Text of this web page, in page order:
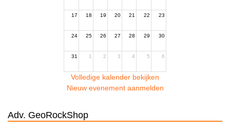
17 18 19 20 21 22 23
24 25 26 27 28 29 30
31 1 2 3 4 5 6
Volledige kalender bekijken
Nieuw evenement aanmelden
Adv. GeoRockShop